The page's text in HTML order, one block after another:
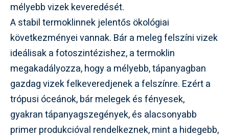
mélyebb vizek keveredését.
A stabil termoklinnek jelentős ökológiai
következményei vannak. Bár a meleg felszíni vizek
ideálisak a fotoszintézishez, a termoklin
megakadályozza, hogy a mélyebb, tápanyagban
gazdag vizek felkeveredjenek a felszínre. Ezért a
trópusi óceánok, bár melegek és fényesek,
gyakran tápanyagszegények, és alacsonyabb
primer produkcióval rendelkeznek, mint a hidegebb,